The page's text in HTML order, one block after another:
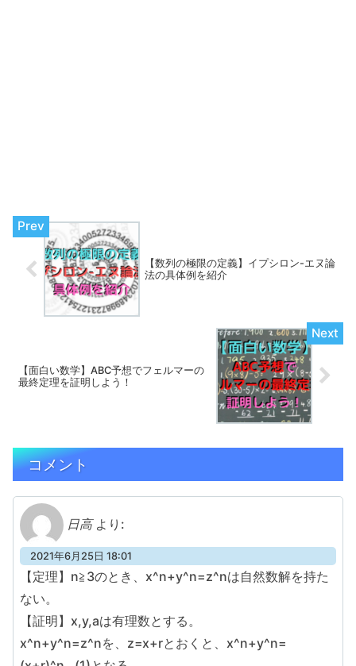
【数列の極限の定義】イプシロン-エヌ論
法の具体例を紹介
【面白い数学】ABC予想でフェルマーの
最終定理を証明しよう！
コメント
日高 より:
2021年6月25日 18:01
【定理】n≧3のとき、x^n+y^n=z^nは自然数解を持た
ない。
【証明】x,y,aは有理数とする。
x^n+y^n=z^nを、z=x+rとおくと、x^n+y^n=